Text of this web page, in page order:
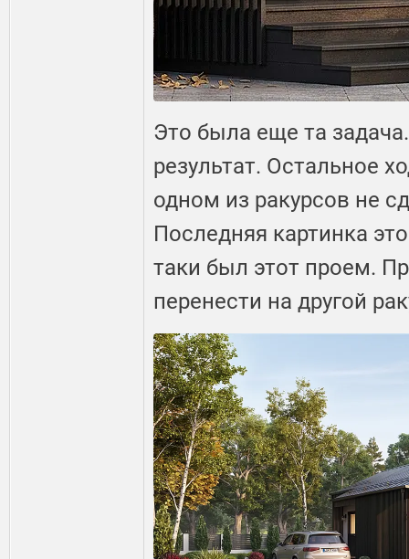
Это была еще та
результат. Остальное
одном из ракурсов не
Последняя картинка
таки был этот проем.
перенести на другой